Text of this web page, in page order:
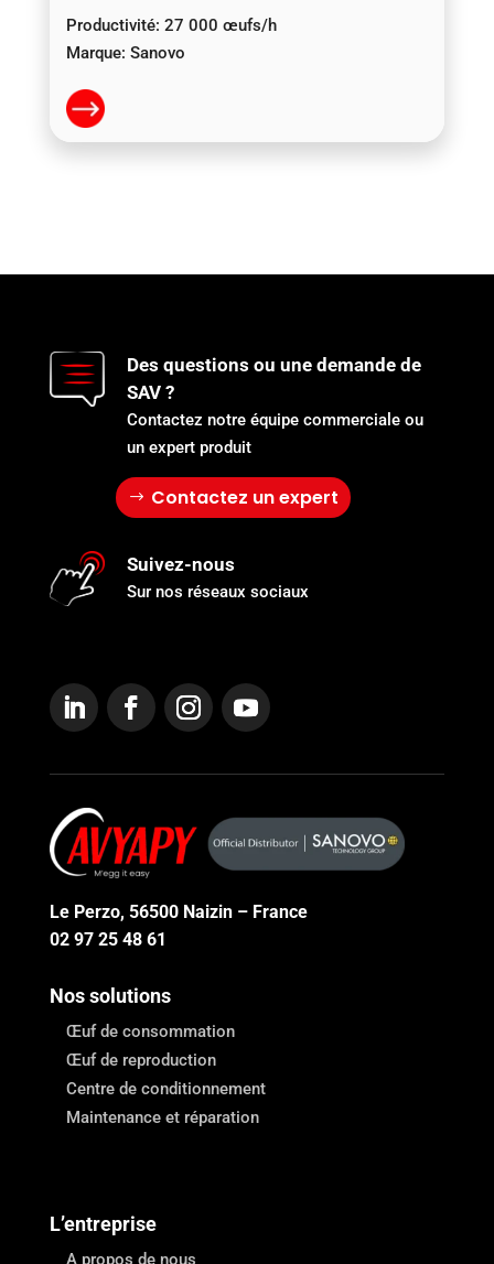
Productivité: 27 000 œufs/h
Marque: Sanovo
Des questions ou une demande de
SAV ?
Contactez notre équipe commerciale ou
un expert produit
Contactez un expert
Suivez-nous
Sur nos réseaux sociaux
Le Perzo, 56500 Naizin – France
02 97 25 48 61
Nos solutions
Œuf de consommation
Œuf de reproduction
Centre de conditionnement
Maintenance et réparation
L’entreprise
A propos de nous